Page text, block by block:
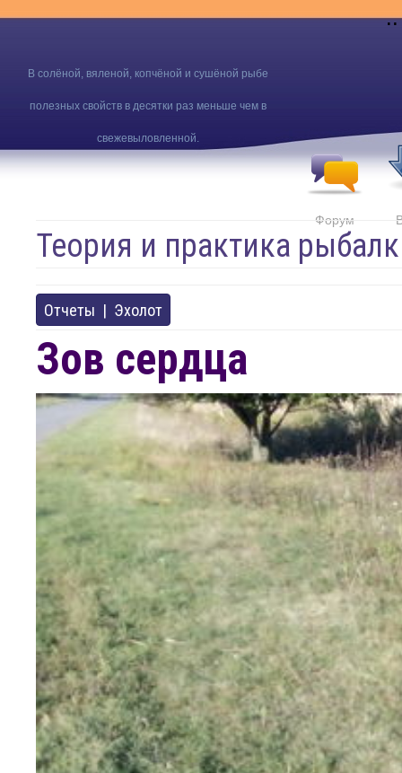
..
В солёной, вяленой, копчёной и сушёной рыбе
полезных свойств в десятки раз меньше чем в
свежевыловленной.
Форум
Теория и практика
Отчеты | Эхолот
Зов сердца